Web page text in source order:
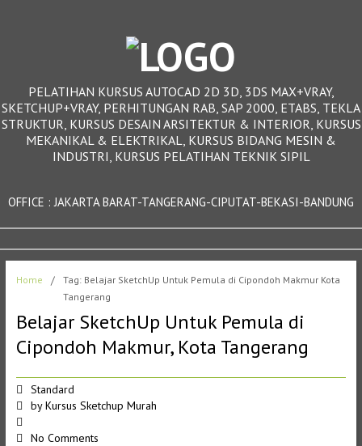
PELATIHAN KURSUS AUTOCAD 2D 3D, 3DS MAX+VRAY,
SKETCHUP+VRAY, PERHITUNGAN RAB, SAP 2000, ETABS, TEKLA
STRUKTUR, KURSUS DESAIN ARSITEKTUR & INTERIOR, KURSUS
MEKANIKAL & ELEKTRIKAL, KURSUS BIDANG MESIN &
INDUSTRI, KURSUS PELATIHAN TEKNIK SIPIL
OFFICE : JAKARTA BARAT-TANGERANG-CIPUTAT-BEKASI-BANDUNG
Home /
Tag: Belajar SketchUp Untuk Pemula di Cipondoh Makmur Kota
Tangerang
Belajar SketchUp Untuk Pemula di
Cipondoh Makmur, Kota Tangerang
Standard
byKursus Sketchup Murah
No Comments